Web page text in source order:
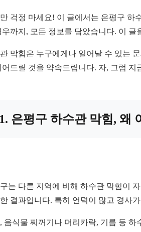
걱정 마세요! 이 글에서는 은평구 하
우까지, 모든 정보를 담았습니다. 이
막힘은 누구에게나 일어날 수 있는
어드릴 것을 약속드립니다. 자, 그럼
은평구 하수관 막힘, 왜
는 다른 지역에 비해 하수관 막힘이
결과입니다. 특히 언덕이 많고 경사
음식물 찌꺼기나 머리카락, 기름 등 하